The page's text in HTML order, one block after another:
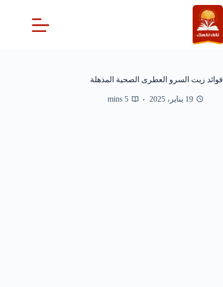
التجاوز
إلى
المحتوى
فوائد زيت السرو العطرى الصحية المذهلة
19 يناير، 2025 5 mins